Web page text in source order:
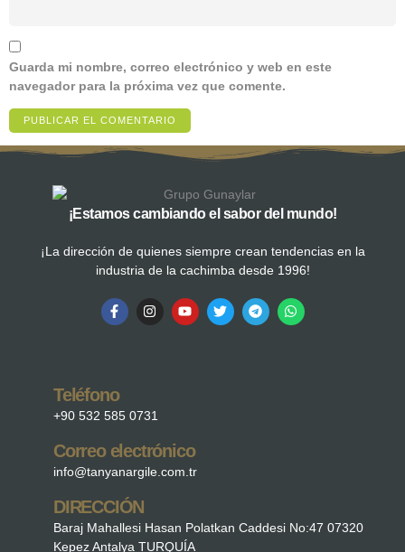
Guarda mi nombre, correo electrónico y web en este
navegador para la próxima vez que comente.
¡Estamos cambiando el sabor del mundo!
¡La dirección de quienes siempre crean tendencias en la
industria de la cachimba desde 1996!
Teléfono
+90 532 585 0731
Correo electrónico
info@tanyanargile.com.tr
DIRECCIÓN
Baraj Mahallesi Hasan Polatkan Caddesi No:47 07320
Kepez Antalya TURQUÍA